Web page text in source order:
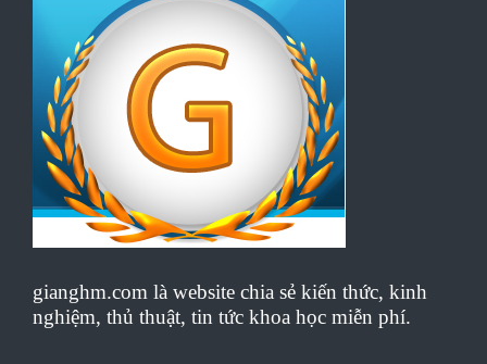
gianghm.com là website chia sẻ kiến thức, kinh
nghiệm, thủ thuật, tin tức khoa học miễn phí.